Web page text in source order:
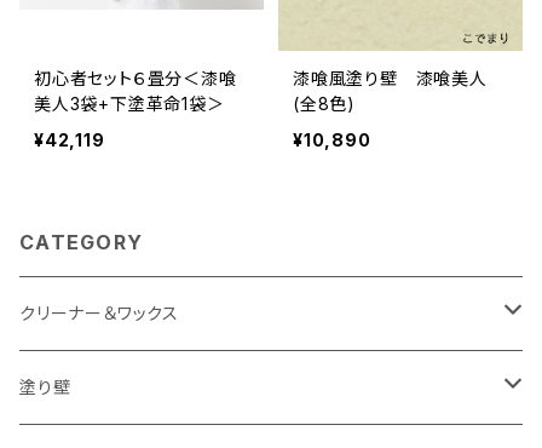
初心者セット６畳分＜漆喰
美人3袋+下塗革命1袋＞
¥42,119
漆喰風塗り壁 漆喰美人
(全8色)
¥10,890
CATEGORY
クリーナー＆ワックス
すべての床用
塗り壁